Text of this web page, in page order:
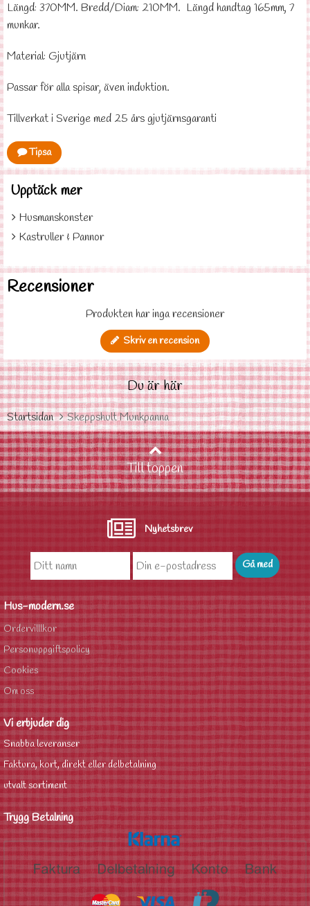
Längd: 370MM. Bredd/Diam: 210MM. Längd handtag 165mm, 7
munkar.
Material: Gjutjärn
Passar för alla spisar, även induktion.
Tillverkat i Sverige med 25 års gjutjärnsgaranti
Tipsa
Upptäck mer
Husmanskonster
Kastruller & Pannor
Recensioner
Produkten har inga recensioner
Skriv en recension
Du är här
Startsidan Skeppshult Munkpanna
Till toppen
Nyhetsbrev
Hus-modern.se
Ordervilllkor
Personuppgiftspolicy
Cookies
Om oss
Vi erbjuder dig
Snabba leveranser
Faktura, kort, direkt eller delbetalning
utvalt sortiment
Trygg Betalning